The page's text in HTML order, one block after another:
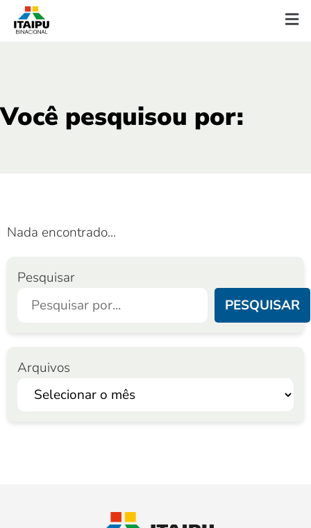
Você pesquisou por:
Nada encontrado...
Pesquisar
PESQUISAR
Arquivos